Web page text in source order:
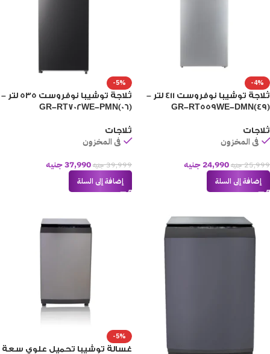
-4%
ثلاجة توشيبا نوفروست 411 لتر –
GR-RT559WE-DMN(49)
ثلاجات
فى المخزون
25,999جنيه24,990جنيه
إضافة إلى السلة
-5%
ثلاجة توشيبا نوفروست 535 لتر –
GR-RT702WE-PMN(06)
ثلاجات
فى المخزون
39,999جنيه37,990جنيه
إضافة إلى السلة
-5%
غسالة توشيبا تحميل علوي سعة